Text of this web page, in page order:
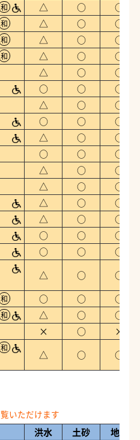
和 △ ○
○
和 △ ○
○
和 △ ○
○
和 △ ○
○
△ ○
○
○ ○
○
△ ○
○
○ ○
○
△ ○
○
○ ○
○
△ ○
○
△ ○
○
△ ○
○
△ ○
○
○ ○
○
○ ○
○
△ ○
○
和 ○ ○
○
和 △ ○
○
× ○
×
和
△ ○ ○
洪水 土砂
地震